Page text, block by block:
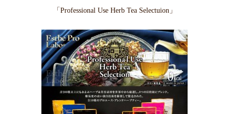
「Professional Use Herb Tea Selectuion」